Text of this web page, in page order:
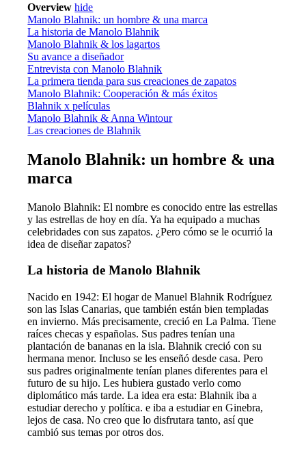
Overview hide
Manolo Blahnik: un hombre & una marca
La historia de Manolo Blahnik
Manolo Blahnik & los lagartos
Su avance a diseñador
Entrevista con Manolo Blahnik
La primera tienda para sus creaciones de zapatos
Manolo Blahnik: Cooperación & más éxitos
Blahnik x películas
Manolo Blahnik & Anna Wintour
Las creaciones de Blahnik
Manolo Blahnik: un hombre & una
marca
Manolo Blahnik: El nombre es conocido entre las estrellas
y las estrellas de hoy en día. Ya ha equipado a muchas
celebridades con sus zapatos. ¿Pero cómo se le ocurrió la
idea de diseñar zapatos?
La historia de Manolo Blahnik
Nacido en 1942: El hogar de Manuel Blahnik Rodríguez
son las Islas Canarias, que también están bien templadas
en invierno. Más precisamente, creció en La Palma. Tiene
raíces checas y españolas. Sus padres tenían una
plantación de bananas en la isla. Blahnik creció con su
hermana menor. Incluso se les enseñó desde casa. Pero
sus padres originalmente tenían planes diferentes para el
futuro de su hijo. Les hubiera gustado verlo como
diplomático más tarde. La idea era esta: Blahnik iba a
estudiar derecho y política. e iba a estudiar en Ginebra,
lejos de casa. No creo que lo disfrutara tanto, así que
cambió sus temas por otros dos.